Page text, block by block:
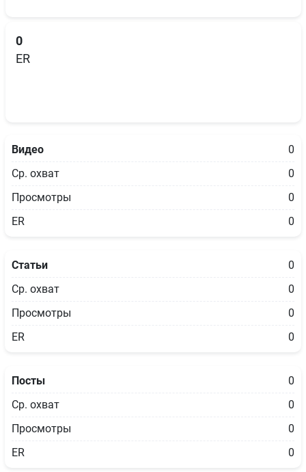
0
ER
Видео
0
Ср. охват
0
Просмотры
0
ER
0
Статьи
0
Ср. охват
0
Просмотры
0
ER
0
Посты
0
Ср. охват
0
Просмотры
0
ER
0